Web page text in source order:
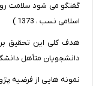
گفتگو می شود سلامت
اسلامی نسب ، 1373 )
هدف کلی این تحقیق
دانشجویان متأهل
نمونه هایی از فرضیه